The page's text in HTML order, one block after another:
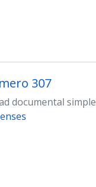
307
documental simple